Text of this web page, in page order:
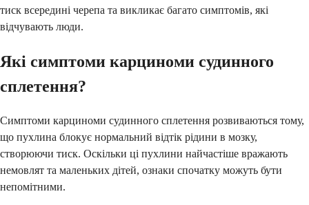
тиск всередині черепа та викликає багато симптомів, які
відчувають люди.
Які симптоми карциноми судинного
сплетення?
Симптоми карциноми судинного сплетення розвиваються тому,
що пухлина блокує нормальний відтік рідини в мозку,
створюючи тиск. Оскільки ці пухлини найчастіше вражають
немовлят та маленьких дітей, ознаки спочатку можуть бути
непомітними.